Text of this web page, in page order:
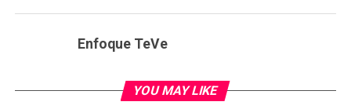
Enfoque TeVe
YOU MAY LIKE